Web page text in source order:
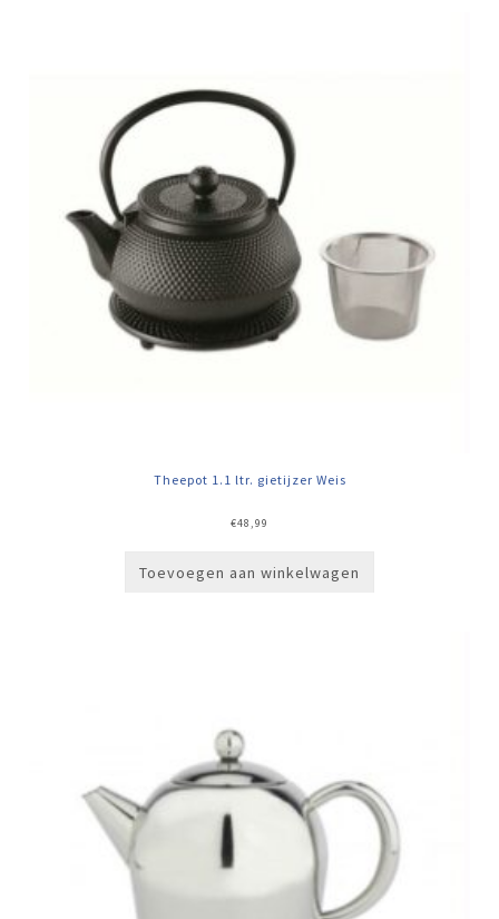
Theepot 1.1 ltr. gietijzer Weis
€48,99
Toevoegen aan winkelwagen